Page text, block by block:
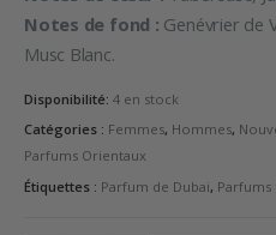
Notes de fond : Genévrier de
Musc Blanc.
Disponibilité: 4 en stock
Catégories : Femmes, Hommes,
Parfums Orientaux
Étiquettes : Parfum de Dubai, Parfums